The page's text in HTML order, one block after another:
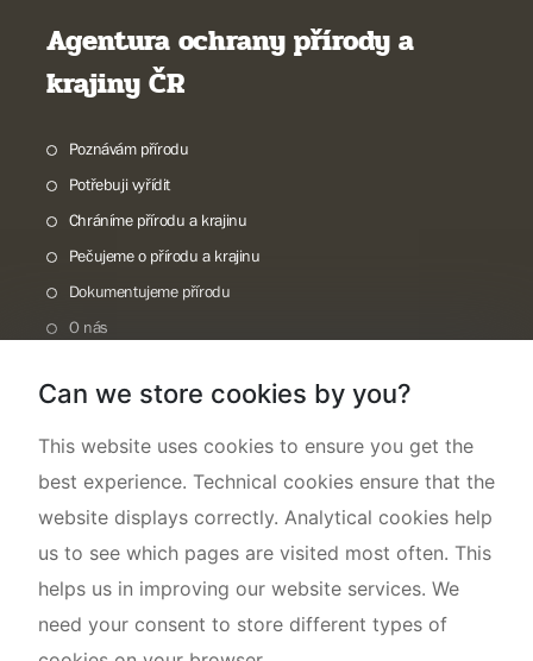
Agentura ochrany přírody a
krajiny ČR
Poznávám přírodu
Potřebuji vyřídit
Chráníme přírodu a krajinu
Pečujeme o přírodu a krajinu
Dokumentujeme přírodu
O nás
Can we store cookies by you?
This website uses cookies to ensure you get the
best experience. Technical cookies ensure that the
website displays correctly. Analytical cookies help
us to see which pages are visited most often. This
helps us in improving our website services. We
need your consent to store different types of